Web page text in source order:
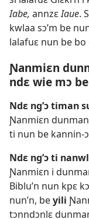
Iabe, annzɛIaue.
kwlaa sɔ’m be
lalafuɛ nun be bo
Ɲanmiɛn
ndɛ wie mɔ
Ndɛ ng’ɔ timan
Ɲanmiɛn dunman
ti nun be kannin-
Ndɛ ng’ɔ ti
Ɲanmiɛn i
Biblu’n nun kpɛ
nun’n, beyili
tɔnndɔnlɛ